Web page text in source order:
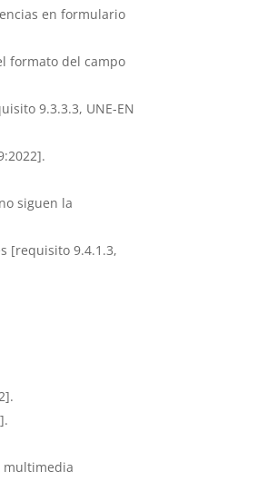
en formulario
formato del campo
9.3.3.3, UNE-EN
siguen la
[requisito 9.4.1.3,
multimedia